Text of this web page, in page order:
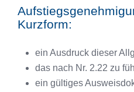
Kurzform:
ein Ausdruck dieser
das nach Nr. 2.22 zu
ein gültiges